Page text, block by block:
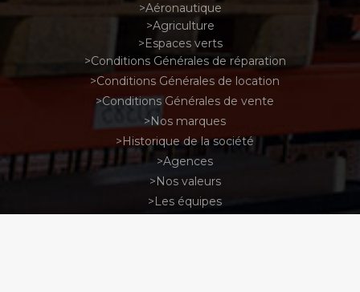
Aéronautique
Agriculture
Espaces verts
Conditions Générales de réparation
Conditions Générales de location
Conditions Générales de vente
Nos marques
Historique de la société
Agences
Nos valeurs
Les équipes